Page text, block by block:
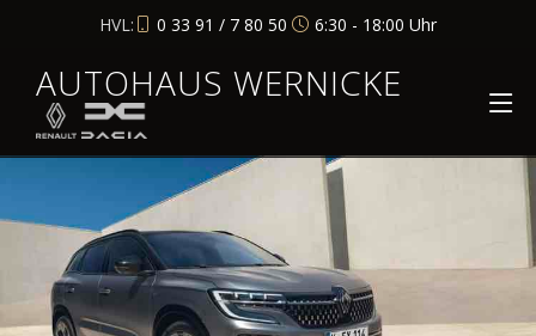
HVL: 0 33 91 / 7 80 50 6:30 - 18:00 Uhr
AUTOHAUS WERNICKE